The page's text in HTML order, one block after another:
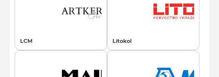
LCM Litokol